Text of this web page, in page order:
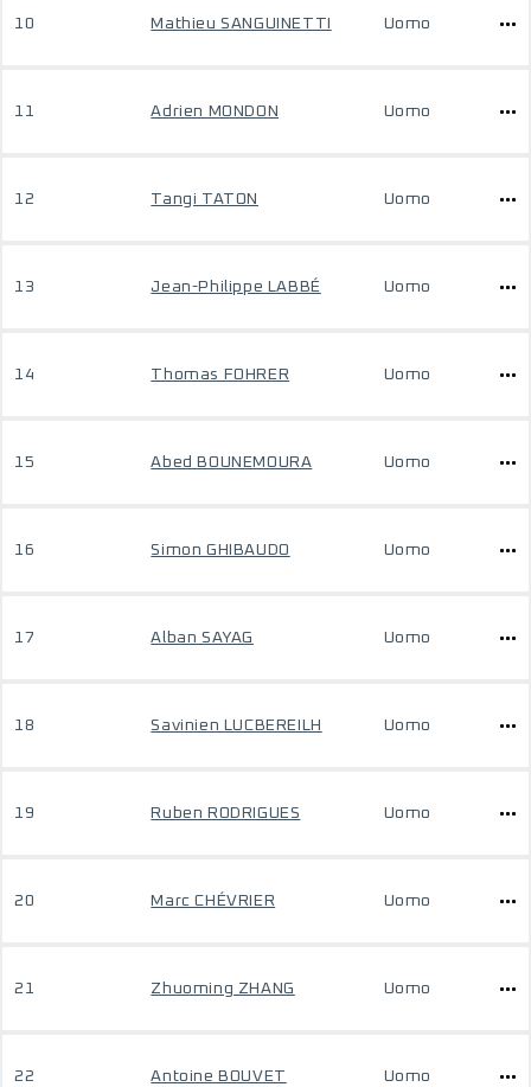
10 Mathieu SANGUINETTI Uomo
11 Adrien MONDON Uomo
12 Tangi TATON Uomo
13 Jean-Philippe LABBÉ Uomo
14 Thomas FOHRER Uomo
15 Abed BOUNEMOURA Uomo
16 Simon GHIBAUDO Uomo
17 Alban SAYAG Uomo
18 Savinien LUCBEREILH Uomo
19 Ruben RODRIGUES Uomo
20 Marc CHÉVRIER Uomo
21 Zhuoming ZHANG Uomo
22 Antoine BOUVET Uomo